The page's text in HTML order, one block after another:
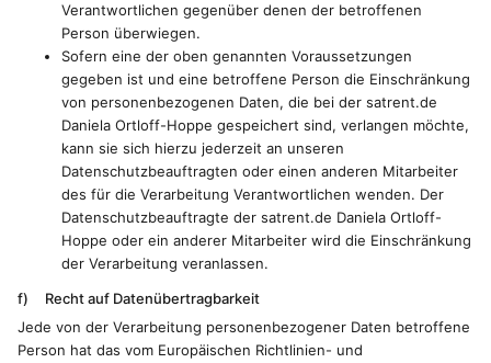
Verantwortlichen gegenüber denen der betroffenen
Person überwiegen.
Sofern eine der oben genannten Voraussetzungen
gegeben ist und eine betroffene Person die Einschränkung
von personenbezogenen Daten, die bei der satrent.de
Daniela Ortloff-Hoppe gespeichert sind, verlangen möchte,
kann sie sich hierzu jederzeit an unseren
Datenschutzbeauftragten oder einen anderen Mitarbeiter
des für die Verarbeitung Verantwortlichen wenden. Der
Datenschutzbeauftragte der satrent.de Daniela Ortloff-
Hoppe oder ein anderer Mitarbeiter wird die Einschränkung
der Verarbeitung veranlassen.
f) Recht auf Datenübertragbarkeit
Jede von der Verarbeitung personenbezogener Daten betroffene
Person hat das vom Europäischen Richtlinien- und